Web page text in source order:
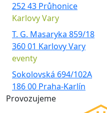
252 43 Průhonice
Karlovy Vary
T. G. Masaryka 859/18
360 01 Karlovy Vary
eventy
Sokolovská 694/102A
186 00 Praha-Karlín
Provozujeme